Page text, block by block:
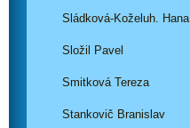
Sládková-Koželuh. Hana
Složil Pavel
Smitková Tereza
Stankovič Branislav